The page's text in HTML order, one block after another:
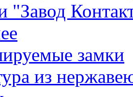
"Завод
замки
из